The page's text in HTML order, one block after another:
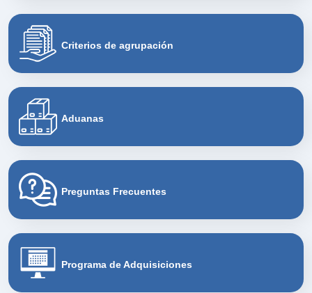
Criterios de agrupación
Aduanas
Preguntas Frecuentes
Programa de Adquisiciones